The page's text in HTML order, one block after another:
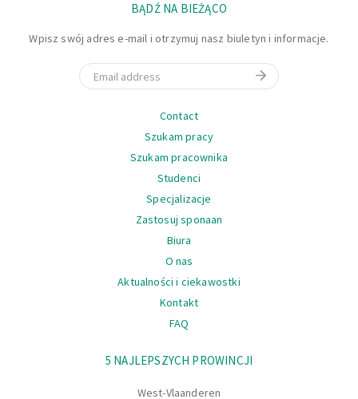
BĄDŹ NA BIEŻĄCO
Wpisz swój adres e-mail i otrzymuj nasz biuletyn i informacje.
Email
Contact
Szukam pracy
Szukam pracownika
Studenci
Specjalizacje
Zastosuj sponaan
Biura
O nas
Aktualności i ciekawostki
Kontakt
FAQ
5 NAJLEPSZYCH PROWINCJI
West-Vlaanderen